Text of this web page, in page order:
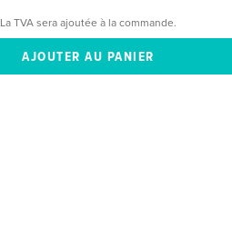
La TVA sera ajoutée à la commande.